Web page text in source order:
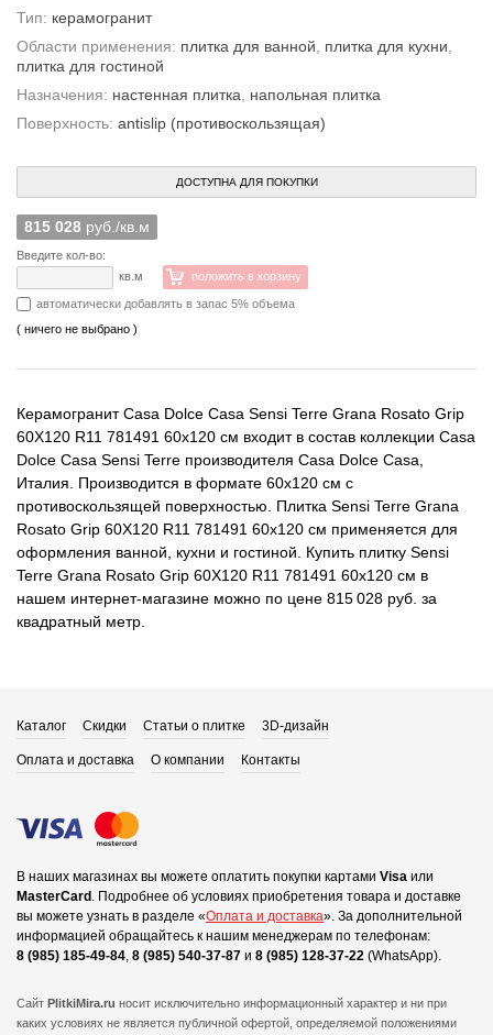
Тип: керамогранит
Области применения: плитка для ванной плитка для кухни
плитка для гостиной
Назначения: настенная плитка
напольная плитка
Поверхность: antislip (противоскользящая)
ДОСТУПНА ДЛЯ ПОКУПКИ
815 028 руб./кв.м
Введите кол-во:
кв.м
положить в корзину
автоматически добавлять в запас 5% объема
( ничего не выбрано )
Керамогранит Casa Dolce Casa Sensi Terre Grana Rosato Grip
60X120 R11 781491 60x120 см входит в состав коллекции Casa
Dolce Casa Sensi Terre производителя Casa Dolce Casa,
Италия. Производится в формате 60x120 см с
противоскользящей поверхностью. Плитка Sensi Terre Grana
Rosato Grip 60X120 R11 781491 60x120 см применяется для
оформления ванной, кухни и гостиной. Купить плитку Sensi
Terre Grana Rosato Grip 60X120 R11 781491 60x120 см в
нашем интернет-магазине можно по цене 815 028 руб. за
квадратный метр.
Каталог Скидки Статьи о плитке 3D-дизайн
Оплата и доставка О компании Контакты
В наших магазинах вы можете оплатить покупки картами Visa или
MasterCard . Подробнее об условиях приобретения товара и доставке
вы можете узнать в разделе «Оплата и доставка». За дополнительной
информацией обращайтесь к нашим менеджерам по телефонам:
8 (985) 185-49-84, 8 (985) 540-37-87 и 8 (985) 128-37-22 (WhatsApp).
Сайт PlitkiMira.ru носит исключительно информационный характер и ни при
каких условиях не является публичной офертой, определяемой положениями